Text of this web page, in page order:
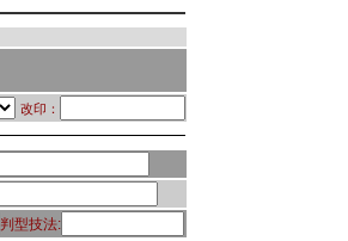
改印：
判型技法: